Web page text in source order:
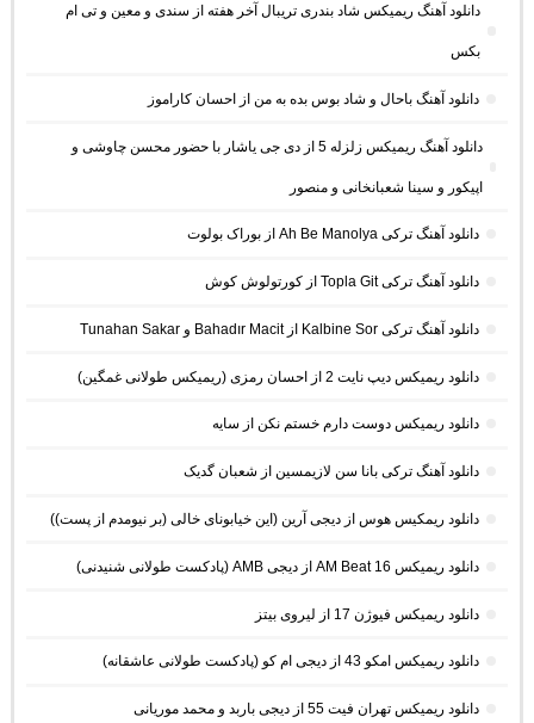
دانلود آهنگ ریمیکس شاد بندری تریبال آخر هفته از سندی و معین و تی ام
بکس
دانلود آهنگ باحال و شاد بوس بده به من از احسان کاراموز
دانلود آهنگ ریمیکس زلزله 5 از دی جی یاشار با حضور محسن چاوشی و
اپیکور و سینا شعبانخانی و منصور
دانلود آهنگ ترکی Ah Be Manolya از بوراک بولوت
دانلود آهنگ ترکی Topla Git از کورتولوش کوش
دانلود آهنگ ترکی Kalbine Sor از Bahadır Macit و Tunahan Sakar
دانلود ریمیکس دیپ نایت 2 از احسان رمزی (ریمیکس طولانی غمگین)
دانلود ریمیکس دوست دارم خستم نکن از سایه
دانلود آهنگ ترکی بانا سن لازیمسین از شعبان گدیک
دانلود ریمکیس هوس از دیجی آرین (این خیابونای خالی (بر نیومدم از پست))
دانلود ریمیکس AM Beat 16 از دیجی AMB (پادکست طولانی شنیدنی)
دانلود ریمیکس فیوژن 17 از لیروی بیتز
دانلود ریمیکس امکو 43 از دیجی ام کو (پادکست طولانی عاشقانه)
دانلود ریمیکس تهران فیت 55 از دیجی باربد و محمد موریانی